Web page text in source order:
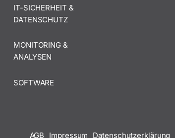
IT-SICHERHEIT &
DATENSCHUTZ
MONITORING &
ANALYSEN
SOFTWARE
AGB Impressum Datenschutzerklärung